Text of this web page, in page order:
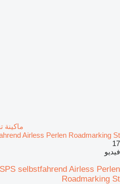
Airless Perlen Roadmarking St
17
فيديو
selbstfahrend Airless Perlen
Roadmarking St